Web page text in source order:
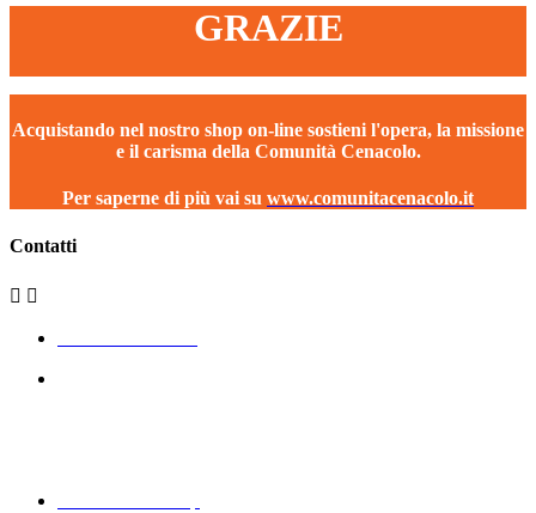
GRAZIE
Acquistando nel nostro shop on-line sostieni l'opera, la missione
e il carisma della Comunità Cenacolo.
Per saperne di più vai su www.comunitacenacolo.it
Contatti
 